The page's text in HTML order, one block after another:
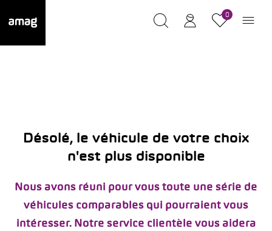
0
Désolé, le véhicule de votre choix
n'est plus disponible
Nous avons réuni pour vous toute une série de
véhicules comparables qui pourraient vous
intéresser. Notre service clientèle vous aidera